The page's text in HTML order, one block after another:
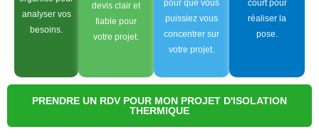
analyser vos
besoins.
devis clair et
fiable pour
votre projet.
pour que vous
puissiez vous
concentrer sur
votre projet.
court pour
réaliser la
pose.
PRENDRE UN RDV POUR MON PROJET D'ISOLATION
THERMIQUE